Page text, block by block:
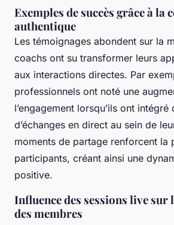
Exemples de succès grâce à la
authentique
Les témoignages abondent sur la
coachs ont su transformer leurs
aux interactions directes. Par
professionnels ont noté une
l’engagement lorsqu’ils ont intégré
d’échanges en direct au sein de
moments de partage renforcent la
participants, créant ainsi une
positive.
Influence des sessions live
des membres